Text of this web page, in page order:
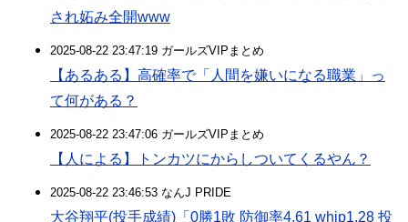
され妬み全開www
2025-08-22 23:47:19 ガールズVIPまとめ
【あるある】高確率で「人間を嫌いになる職業」っ
て何がある？
2025-08-22 23:47:06 ガールズVIPまとめ
【人による】トンカツにからしついてくるやん？
2025-08-22 23:46:53 なんJ PRIDE
大谷翔平(投手成績)「0勝1敗 防御率4.61 whip1.28 投